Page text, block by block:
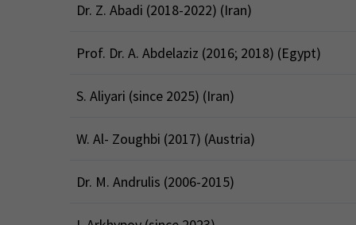
Dr. Z. Abadi (2018-2022) (Iran)
Prof. Dr. A. Abdelaziz (2016; 2018) (Egypt)
S. Aliyari (since 2025) (Iran)
W. Al- Zoughbi (2017) (Austria)
Dr. M. Andrulis (2006-2015)